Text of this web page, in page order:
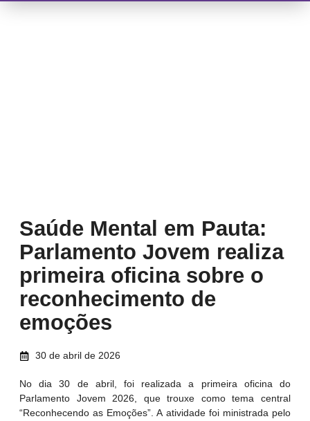
Saúde Mental em Pauta:
Parlamento Jovem realiza
primeira oficina sobre o
reconhecimento de
emoções
30 de abril de 2026
No dia 30 de abril, foi realizada a primeira oficina do
Parlamento Jovem 2026, que trouxe como tema central
“Reconhecendo as Emoções” .A atividade foi ministrada pelo